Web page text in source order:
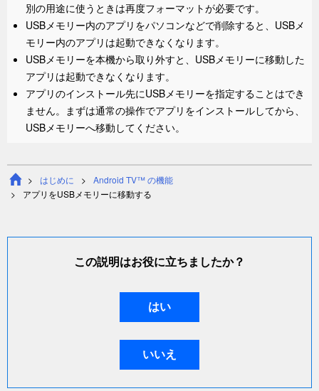
別の用途に使うときは再度フォーマットが必要です。
USBメモリー内のアプリをパソコンなどで削除すると、USBメ
モリー内のアプリは起動できなくなります。
USBメモリーを本機から取り外すと、USBメモリーに移動した
アプリは起動できなくなります。
アプリのインストール先にUSBメモリーを指定することはでき
ません。まずは通常の操作でアプリをインストールしてから、
USBメモリーへ移動してください。
はじめに
Android TV™ の機能
アプリをUSBメモリーに移動する
この説明はお役に立ちましたか？